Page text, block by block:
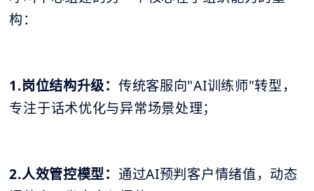
构：
1.岗位结构升级： 传统客服向"AI训练师"转型，
专注于话术优化与异常场景处理；
2.人效管控模型： 通过AI预判客户情绪值，动态